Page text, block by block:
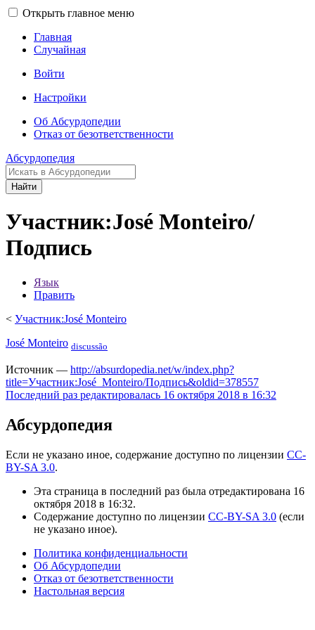
Открыть главное меню
Главная
Случайная
Войти
Настройки
Об Абсурдопедии
Отказ от безответственности
Абсурдопедия
Найти
Участник:José Monteiro/
Подпись
Язык
Править
< Участник:José Monteiro
José Monteiro discussão
Источник — http://absurdopedia.net/w/index.php?
title=Участник:José_Monteiro/Подпись&oldid=378557
Последний раз редактировалась 16 октября 2018 в 16:32
Абсурдопедия
Если не указано иное, содержание доступно по лицензии CC-
BY-SA 3.0.
Эта страница в последний раз была отредактирована 16
октября 2018 в 16:32.
Содержание доступно по лицензии CC-BY-SA 3.0 (если
не указано иное).
Политика конфиденциальности
Об Абсурдопедии
Отказ от безответственности
Настольная версия